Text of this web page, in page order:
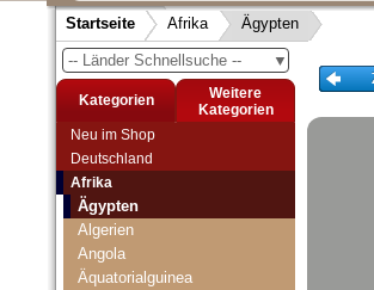
schnellen, sicheren und
Service
Schneller und sicherer Versand-
Bestellungen werktags bis 14:00 Uhr,
noch am selben Tag verschickt werden.
(Versand mit DHL oder Deutsche Post)
Startseite Afrika Ägypten
▼
-- Länder Schnellsuche --
Kategorien
Weitere
Kategorien
Neu im Shop
Deutschland
Afrika
Ägypten
Algerien
Angola
Äquatorialguinea